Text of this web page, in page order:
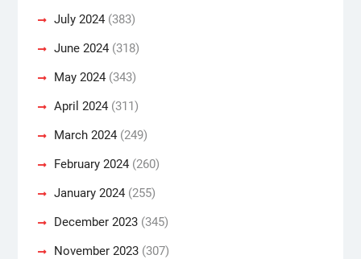
July 2024(383)
June 2024(318)
May 2024(343)
April 2024(311)
March 2024(249)
February 2024(260)
January 2024(255)
December 2023(345)
November 2023(307)